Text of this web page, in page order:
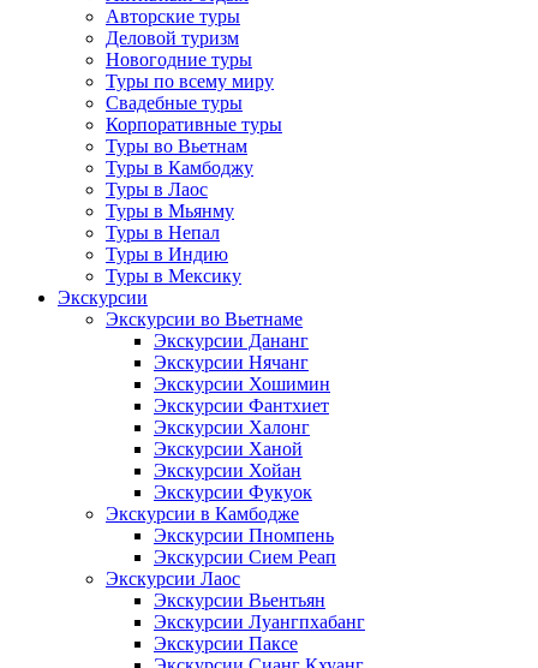
Авторские туры
Деловой туризм
Новогодние туры
Туры по всему миру
Свадебные туры
Корпоративные туры
Туры во Вьетнам
Туры в Камбоджу
Туры в Лаос
Туры в Мьянму
Туры в Непал
Туры в Индию
Туры в Мексику
Экскурсии
Экскурсии во Вьетнаме
Экскурсии Дананг
Экскурсии Нячанг
Экскурсии Хошимин
Экскурсии Фантхиет
Экскурсии Халонг
Экскурсии Ханой
Экскурсии Хойан
Экскурсии Фукуок
Экскурсии в Камбодже
Экскурсии Пномпень
Экскурсии Сием Реап
Экскурсии Лаос
Экскурсии Вьентьян
Экскурсии Луангпхабанг
Экскурсии Паксе